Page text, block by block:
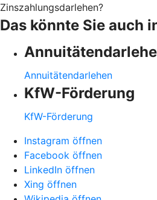
Zinszahlungsdarlehen?
Das könnte Sie auch
Annuitätendarlehen
KfW-Förderung
KfW-Förderung
Instagram öffnen
Facebook öffnen
LinkedIn öffnen
Xing öffnen